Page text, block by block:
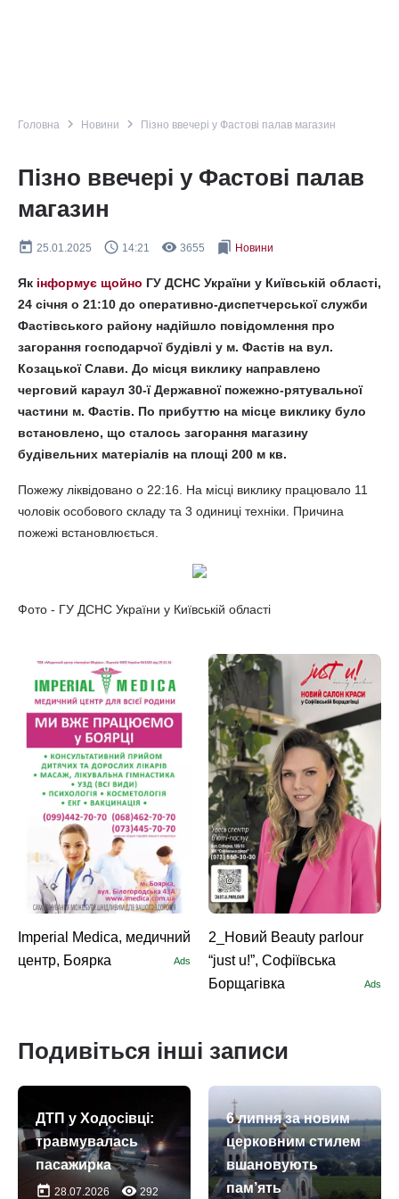
Головна navigate_next Новини navigate_next Пізно ввечері у Фастові палав магазин
Пізно ввечері у Фастові палав
магазин
today 25.01.2025 query_builder 14:21 remove_red_eye 3655 bookmarks Новини
Як інформує щойно ГУ ДСНС України у Київській області,
24 січня о 21:10 до оперативно-диспетчерської служби
Фастівського району надійшло повідомлення про
загорання господарчої будівлі у м. Фастів на вул.
Козацької Слави. До місця виклику направлено
черговий караул 30-ї Державної пожежно-рятувальної
частини м. Фастів. По прибуттю на місце виклику було
встановлено, що сталось загорання магазину
будівельних матеріалів на площі 200 м кв.
Пожежу ліквідовано о 22:16. На місці виклику працювало 11
чоловік особового складу та 3 одиниці техніки. Причина
пожежі встановлюється.
Фото - ГУ ДСНС України у Київській області
Imperial Medica, медичний
центр, Боярка
Ads
2_Новий Beauty parlour
“just u!”, Софіївська
Борщагівка
Ads
Подивіться інші записи
ДТП у Ходосівці:
травмувалась
пасажирка
today 28.07.2026 remove_red_eye292
6 липня за новим
церковним стилем
вшановують
пам’ять